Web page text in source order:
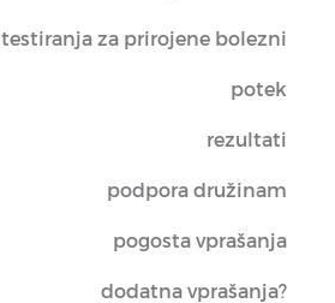
testiranja za prirojene bolezni
potek
rezultati
podpora družinam
pogosta vprašanja
dodatna vprašanja?